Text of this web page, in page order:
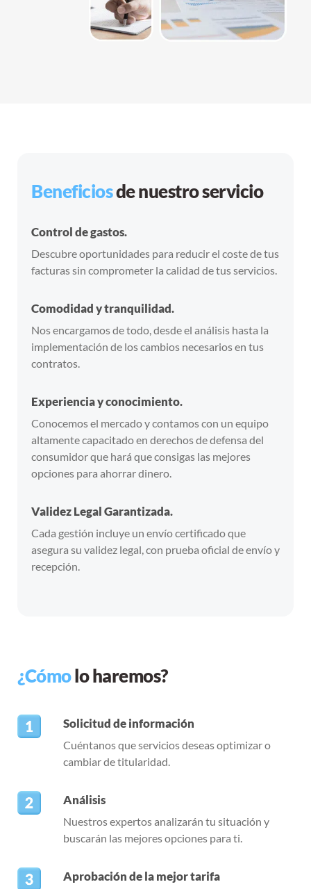
Beneficiosde nuestro servicio
Control de gastos.
Descubre oportunidades para reducir el coste de tus
facturas sin comprometer la calidad de tus servicios.
Comodidad y tranquilidad.
Nos encargamos de todo, desde el análisis hasta la
implementación de los cambios necesarios en tus
contratos.
Experiencia y conocimiento.
Conocemos el mercado y contamos con un equipo
altamente capacitado en derechos de defensa del
consumidor que hará que consigas las mejores
opciones para ahorrar dinero.
Validez Legal Garantizada.
Cada gestión incluye un envío certificado que
asegura su validez legal, con prueba oficial de envío y
recepción.
¿Cómolo haremos?
Solicitud de información
Cuéntanos que servicios deseas optimizar o
cambiar de titularidad.
Análisis
Nuestros expertos analizarán tu situación y
buscarán las mejores opciones para ti.
Aprobación de la mejor tarifa